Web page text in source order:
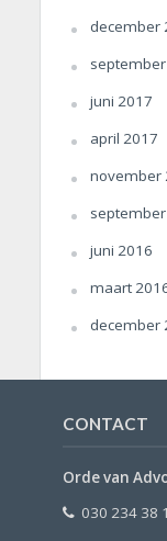
december
juni 2017
april 2017
november
juni 2016
maart
december
CONTACT
Orde van
030 234 38